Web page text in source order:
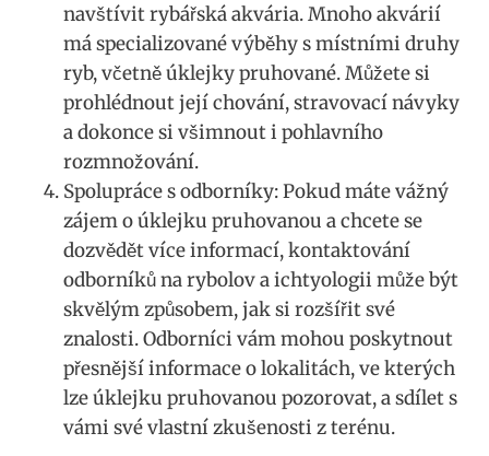
navštívit rybářská akvária. Mnoho⁣ akvárií
má ⁤specializované výběhy s místními druhy
ryb, včetně úklejky pruhované. Můžete si
prohlédnout ⁣její‌ chování, stravovací ‌návyky
a dokonce ‍si ⁤všimnout i pohlavního​
rozmnožování.
Spolupráce ⁢s odborníky: Pokud máte vážný
zájem‌ o úklejku pruhovanou a chcete se
dozvědět více informací, kontaktování
odborníků na rybolov a ichtyologii může‍ být
skvělým způsobem, jak⁢ si ‌rozšířit své
znalosti.⁤ Odborníci vám mohou poskytnout
přesnější informace o lokalitách, ve kterých
lze úklejku pruhovanou pozorovat, a sdílet ‌s​
vámi své⁣ vlastní‌ zkušenosti z terénu.